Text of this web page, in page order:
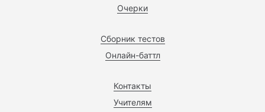
Очерки
Сборник тестов
Онлайн-баттл
Контакты
Учителям